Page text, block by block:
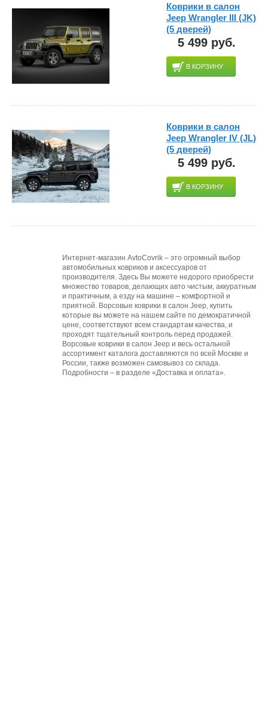
Коврики в салон
Jeep Wrangler III (JK)
(5 дверей)
5 499 руб.
В КОРЗИНУ
Коврики в салон
Jeep Wrangler IV (JL)
(5 дверей)
5 499 руб.
В КОРЗИНУ
Интернет-магазин AvtoCovrik – это огромный выбор
автомобильных ковриков и аксессуаров от
производителя. Здесь Вы можете недорого приобрести
множество товаров, делающих авто чистым, аккуратным
и практичным, а езду на машине – комфортной и
приятной. Ворсовые коврики в салон Jeep, купить
которые вы можете на нашем сайте по демократичной
цене, соответствуют всем стандартам качества, и
проходят тщательный контроль перед продажей.
Ворсовые коврики в салон Jeep и весь остальной
ассортимент каталога доставляются по всей Москве и
России, также возможен самовывоз со склада.
Подробности – в разделе «Доставка и оплата».